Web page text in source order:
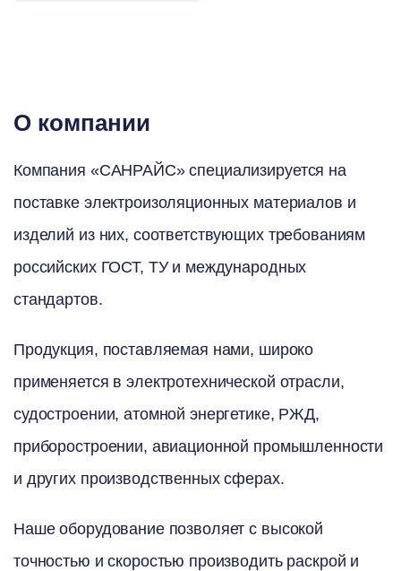
О компании
Компания «САНРАЙС» специализируется на
поставке электроизоляционных материалов и
изделий из них, соответствующих требованиям
российских ГОСТ, ТУ и международных
стандартов.
Продукция, поставляемая нами, широко
применяется в электротехнической отрасли,
судостроении, атомной энергетике, РЖД,
приборостроении, авиационной промышленности
и других производственных сферах.
Наше оборудование позволяет с высокой
точностью и скоростью производить раскрой и